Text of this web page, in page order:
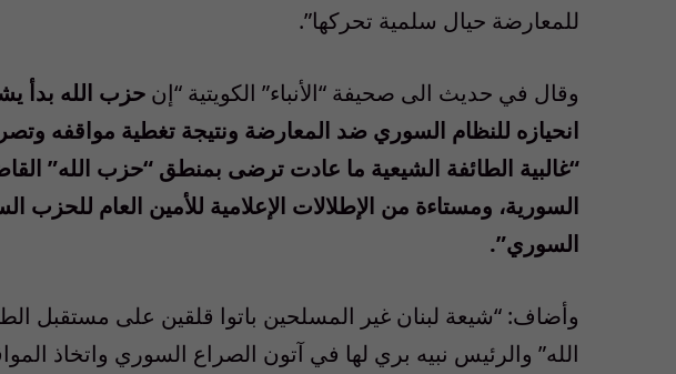
للمعارضة حيال سلمية تحركها”.
وقال في حديث الى صحيفة “الأنباء” الكويتية “إن حزب الله بدأ
انحيازه للنظام السوري ضد المعارضة ونتيجة تغطية مواقفه
“غالبية الطائفة الشيعية ما عادت ترضى بمنطق “حزب الله”
السورية، ومستاءة من الإطلالات الإعلامية للأمين العام للحزب
السوري”.
وأضاف: “شيعة لبنان غير المسلحين باتوا قلقين على مستقبل
الله” والرئيس نبيه بري لها في آتون الصراع السوري واتخاذ